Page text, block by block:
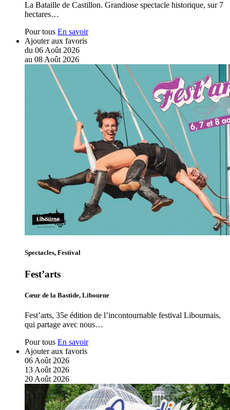
La Bataille de Castillon. Grandiose spectacle historique, sur 7
hectares…
Pour tous En savoir
Ajouter aux favoris
du 06 Août 2026
au 08 Août 2026
Spectacles, Festival
Fest’arts
Cœur de la Bastide, Libourne
Fest’arts, 35e édition de l’incontournable festival Libournais,
qui partage avec nous…
Pour tous En savoir
Ajouter aux favoris
06 Août 2026
13 Août 2026
20 Août 2026